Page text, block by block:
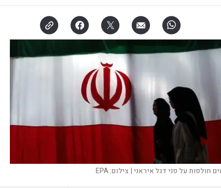
חולפות על פני דגל איראני | צילום:EPA